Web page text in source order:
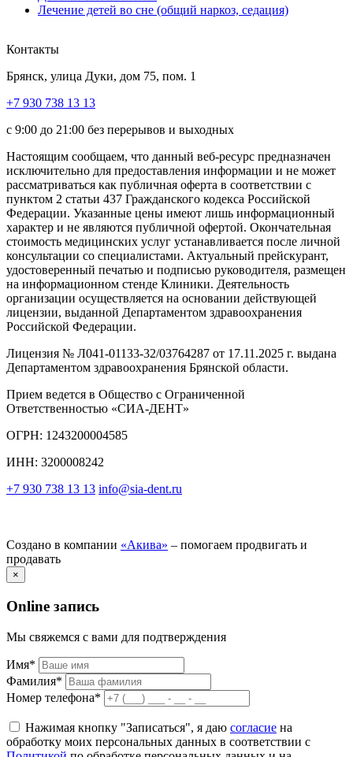
Лечение детей во сне (общий наркоз, седация)
Контакты
Брянск, улица Дуки, дом 75, пом. 1
+7 930 738 13 13
с 9:00 до 21:00 без перерывов и выходных
Настоящим сообщаем, что данный веб-ресурс предназначен
исключительно для предоставления информации и не может
рассматриваться как публичная оферта в соответствии с
пунктом 2 статьи 437 Гражданского кодекса Российской
Федерации. Указанные цены имеют лишь информационный
характер и не являются публичной офертой. Окончательная
стоимость медицинских услуг устанавливается после личной
консультации со специалистами. Актуальный прейскурант,
удостоверенный печатью и подписью руководителя, размещен
на информационном стенде Клиники. Деятельность
организации осуществляется на основании действующей
лицензии, выданной Департаментом здравоохранения
Российской Федерации.
Лицензия № Л041-01133-32/03764287 от 17.11.2025 г. выдана
Департаментом здравоохранения Брянской области.
Прием ведется в Общество с Ограниченной
Ответственностью «СИА-ДЕНТ»
ОГРН: 1243200004585
ИНН: 3200008242
+7 930 738 13 13 info@sia-dent.ru
Создано в компании «Акива» – помогаем продвигать и
продавать
×
Online запись
Мы свяжемся с вами для подтверждения
Имя*
Фамилия*
Номер телефона*
Нажимая кнопку "Записаться", я даю согласие на
обработку моих персональных данных в соответствии с